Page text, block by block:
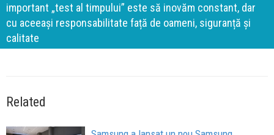
important „test al timpului” este să inovăm constant, dar
cu aceeași responsabilitate față de oameni, siguranță și
calitate
Related